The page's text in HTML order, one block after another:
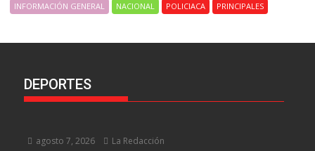
INFORMACIÓN GENERAL NACIONAL POLICIACA PRINCIPALES
DEPORTES
agosto 7, 2026 La Redacción